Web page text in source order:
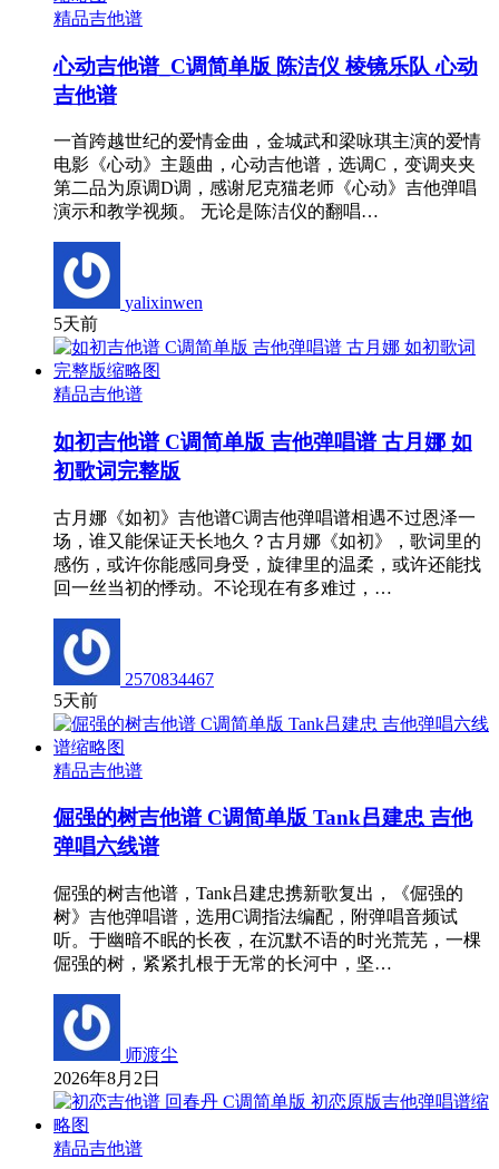
精品吉他谱
心动吉他谱_C调简单版 陈洁仪 棱镜乐队 心动
吉他谱
一首跨越世纪的爱情金曲，金城武和梁咏琪主演的爱情
电影《心动》主题曲，心动吉他谱，选调C，变调夹夹
第二品为原调D调，感谢尼克猫老师《心动》吉他弹唱
演示和教学视频。 无论是陈洁仪的翻唱…
yalixinwen
5天前
精品吉他谱
如初吉他谱 C调简单版 吉他弹唱谱 古月娜 如
初歌词完整版
古月娜《如初》吉他谱C调吉他弹唱谱相遇不过恩泽一
场，谁又能保证天长地久？古月娜《如初》，歌词里的
感伤，或许你能感同身受，旋律里的温柔，或许还能找
回一丝当初的悸动。不论现在有多难过，…
2570834467
5天前
精品吉他谱
倔强的树吉他谱 C调简单版 Tank吕建忠 吉他
弹唱六线谱
倔强的树吉他谱，Tank吕建忠携新歌复出，《倔强的
树》吉他弹唱谱，选用C调指法编配，附弹唱音频试
听。于幽暗不眠的长夜，在沉默不语的时光荒芜，一棵
倔强的树，紧紧扎根于无常的长河中，坚…
师渡尘
2026年8月2日
精品吉他谱